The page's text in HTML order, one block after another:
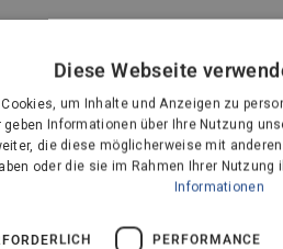
Diese Webseite
um Inhalte und Anzeigen zu
Informationen über Ihre Nutzung
die diese möglicherweise mit
oder die sie im Rahmen Ihrer Nutzung
Informationen
PERFORMANCE